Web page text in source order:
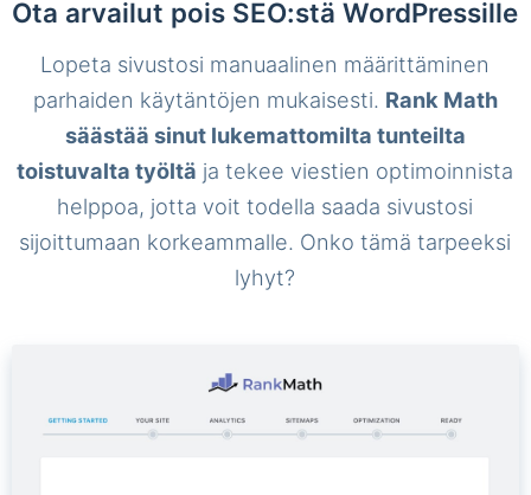
Ota arvailut pois SEO:stä WordPressille
Lopeta sivustosi manuaalinen määrittäminen
parhaiden käytäntöjen mukaisesti. Rank Math
säästää sinut lukemattomilta tunteilta
toistuvalta työltä ja tekee viestien optimoinnista
helppoa, jotta voit todella saada sivustosi
sijoittumaan korkeammalle. Onko tämä tarpeeksi
lyhyt?